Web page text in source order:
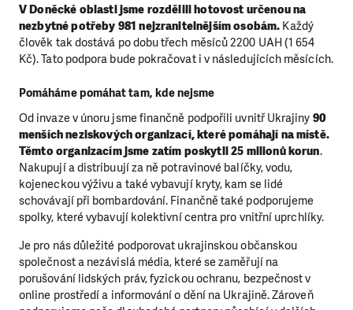
V Doněcké oblasti jsme rozdělili hotovost určenou na
nezbytné potřeby 981 nejzranitelnějším osobám. Každý
člověk tak dostává po dobu třech měsíců 2200 UAH (1 654
Kč). Tato podpora bude pokračovat i v následujících měsících.
Pomáháme pomáhat tam, kde nejsme
Od invaze v únoru jsme finančně podpořili uvnitř Ukrajiny 90
menších neziskových organizací, které pomáhají na místě.
Těmto organizacím jsme zatím poskytli 25 milionů korun.
Nakupují a distribuují za ně potravinové balíčky, vodu,
kojeneckou výživu a také vybavují kryty, kam se lidé
schovávají při bombardování. Finančně také podporujeme
spolky, které vybavují kolektivní centra pro vnitřní uprchlíky.
Je pro nás důležité podporovat ukrajinskou občanskou
společnost a nezávislá média, které se zaměřují na
porušování lidských práv, fyzickou ochranu, bezpečnost v
online prostředí a informování o dění na Ukrajině. Zároveň